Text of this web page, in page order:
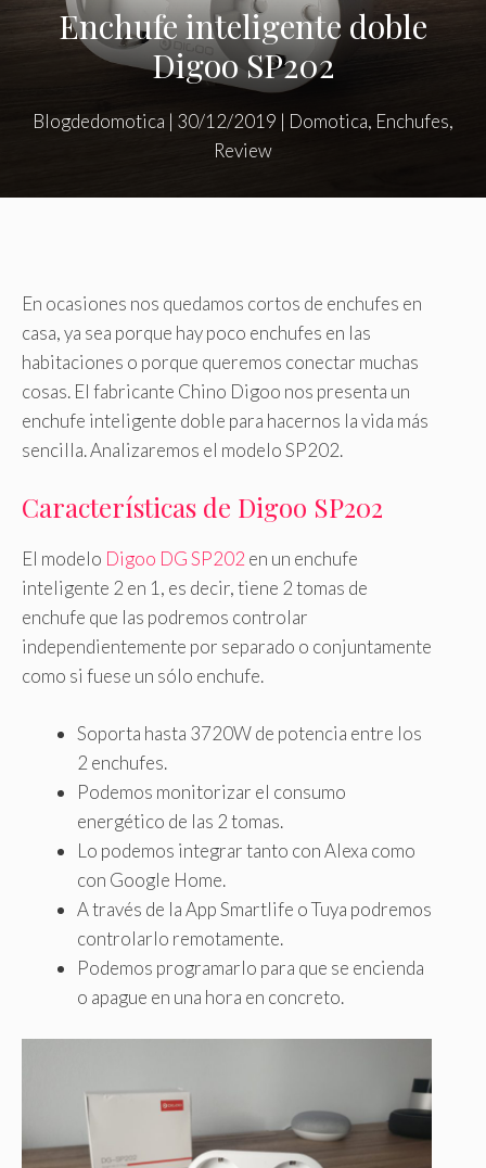
Enchufe inteligente doble
Digoo SP202
Blogdedomotica | 30/12/2019 | Domotica, Enchufes,
Review
En ocasiones nos quedamos cortos de enchufes en
casa, ya sea porque hay poco enchufes en las
habitaciones o porque queremos conectar muchas
cosas. El fabricante Chino Digoo nos presenta un
enchufe inteligente doble para hacernos la vida más
sencilla. Analizaremos el modelo SP202.
Características de Digoo SP202
El modelo Digoo DG SP202 en un enchufe
inteligente 2 en 1, es decir, tiene 2 tomas de
enchufe que las podremos controlar
independientemente por separado o conjuntamente
como si fuese un sólo enchufe.
Soporta hasta 3720W de potencia entre los
2 enchufes.
Podemos monitorizar el consumo
energético de las 2 tomas.
Lo podemos integrar tanto con Alexa como
con Google Home.
A través de la App Smartlife o Tuya podremos
controlarlo remotamente.
Podemos programarlo para que se encienda
o apague en una hora en concreto.